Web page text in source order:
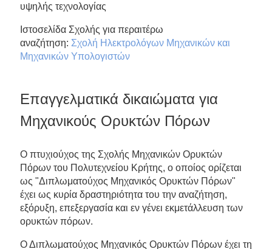
υψηλής τεχνολογίας
Ιστοσελίδα Σχολής για περαιτέρω
αναζήτηση: Σχολή Ηλεκτρολόγων Μηχανικών και
Μηχανικών Υπολογιστών
Επαγγελματικά δικαιώματα για
Μηχανικούς Ορυκτών Πόρων
Ο πτυχιούχος της Σχολής Μηχανικών Ορυκτών
Πόρων του Πολυτεχνείου Κρήτης, ο οποίος ορίζεται
ως "Διπλωματούχος Μηχανικός Ορυκτών Πόρων"
έχει ως κυρία δραστηριότητα του την αναζήτηση,
εξόρυξη, επεξεργασία και εν γένει εκμετάλλευση των
ορυκτών πόρων.
Ο Διπλωματούχος Μηχανικός Ορυκτών Πόρων έχει τη